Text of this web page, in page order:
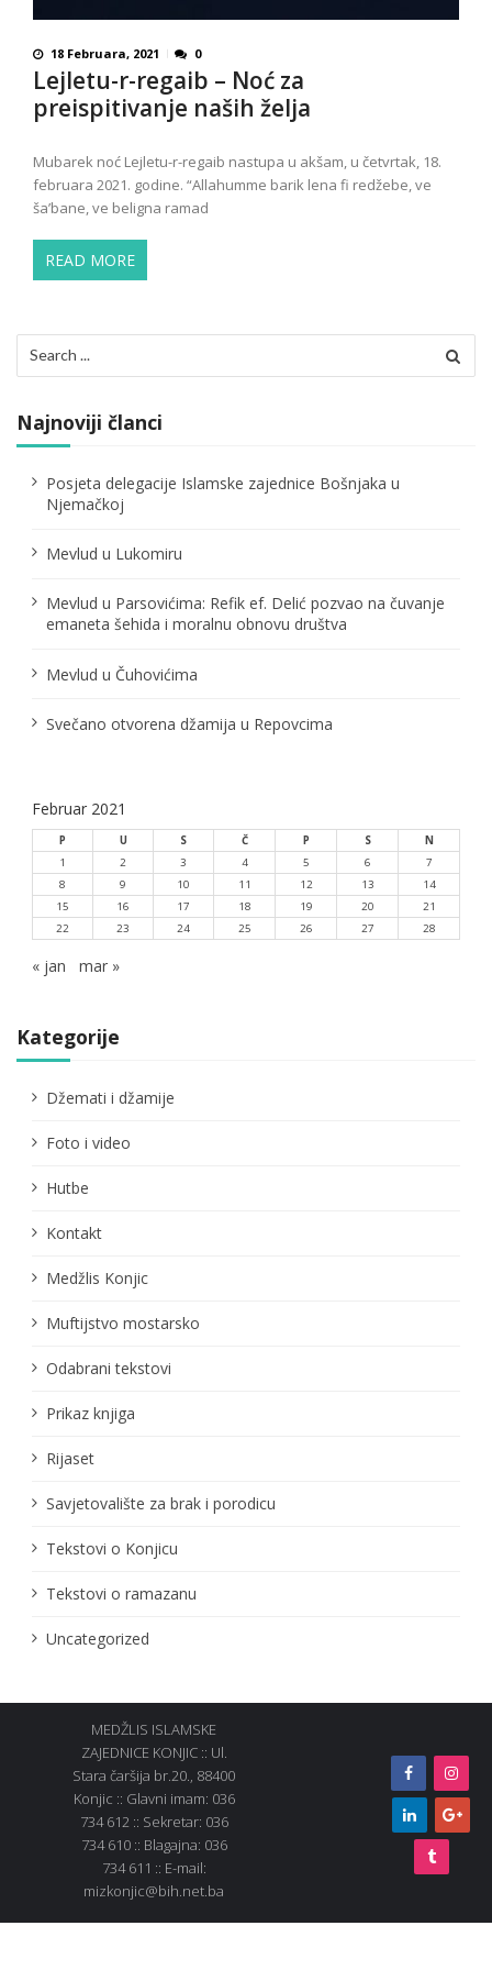
18 Februara, 2021 0
Lejletu-r-regaib – Noć za
preispitivanje naših želja
Mubarek noć Lejletu-r-regaib nastupa u akšam, u četvrtak, 18.
februara 2021. godine. “Allahumme barik lena fi redžebe, ve
ša’bane, ve beligna ramad
READ MORE
for:
Najnoviji članci
Posjeta delegacije Islamske zajednice Bošnjaka u
Njemačkoj
Mevlud u Lukomiru
Mevlud u Parsovićima: Refik ef. Delić pozvao na čuvanje
emaneta šehida i moralnu obnovu društva
Mevlud u Čuhovićima
Svečano otvorena džamija u Repovcima
Februar 2021
P U S Č P S
N
1
2 3 4 5 6
7
8
9 10 11 12 13
14
15
16 17 18 19 20
21
22
23 24 25 26 27 28
« jan mar »
Kategorije
Džemati i džamije
Foto i video
Hutbe
Kontakt
Medžlis Konjic
Muftijstvo mostarsko
Odabrani tekstovi
Prikaz knjiga
Rijaset
Savjetovalište za brak i porodicu
Tekstovi o Konjicu
Tekstovi o ramazanu
Uncategorized
MEDŽLIS ISLAMSKE
ZAJEDNICE KONJIC :: Ul.
Stara čaršija br.20., 88400
Konjic :: Glavni imam: 036
734 612 :: Sekretar: 036
734 610 :: Blagajna: 036
734 611 :: E-mail:
mizkonjic@bih.net.ba